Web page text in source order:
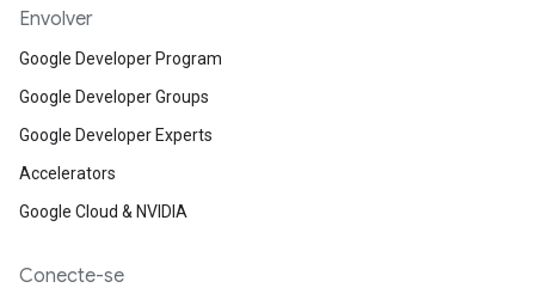
Envolver
Google Developer Program
Google Developer Groups
Google Developer Experts
Accelerators
Google Cloud & NVIDIA
Conecte-se